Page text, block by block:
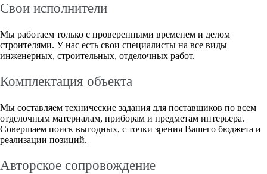
Свои исполнители
Мы работаем только с проверенными временем и делом
строителями. У нас есть свои специалисты на все виды
инженерных, строительных, отделочных работ.
Комплектация объекта
Мы составляем технические задания для поставщиков по всем
отделочным материалам, приборам и предметам интерьера.
Совершаем поиск выгодных, с точки зрения Вашего бюджета и
реализации позиций.
Авторское сопровождение